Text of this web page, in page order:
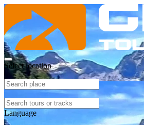
Select location
Language